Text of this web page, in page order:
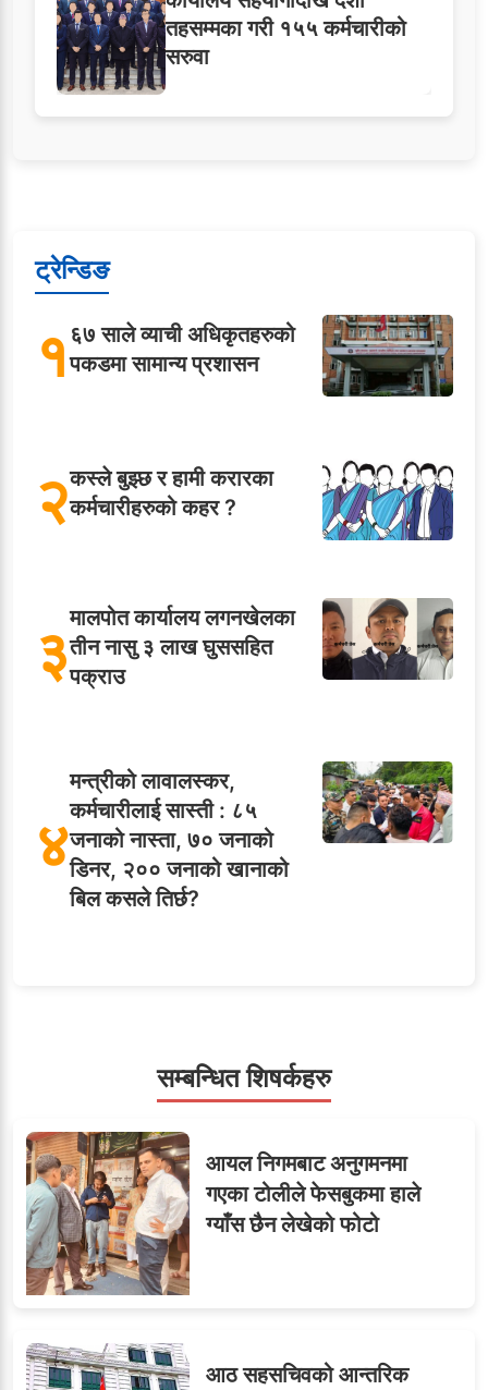
तहसम्मका गरी १५५ कर्मचारीको
सरुवा
ट्रेन्डिङ
१६७ साले व्याची अधिकृतहरुको
पकडमा सामान्य प्रशासन
२कस्ले बुझ्छ र हामी करारका
कर्मचारीहरुको कहर ?
३मालपोत कार्यालय लगनखेलका
तीन नासु ३ लाख घुससहित
पक्राउ
४
मन्त्रीको लावालस्कर,
कर्मचारीलाई सास्ती : ८५
जनाको नास्ता, ७० जनाको
डिनर, २०० जनाको खानाको
बिल कसले तिर्छ?
६सहसचिवमा प्रथम भएका
विजयकुमार शर्माको लोकसेवा
टिप्स
७
सम्बन्धित शिषर्कहरु
आयल निगमबाट अनुगमनमा
गएका टोलीले फेसबुकमा हाले
ग्याँस छैन लेखेको फोटो
आठ सहसचिवको आन्तरिक